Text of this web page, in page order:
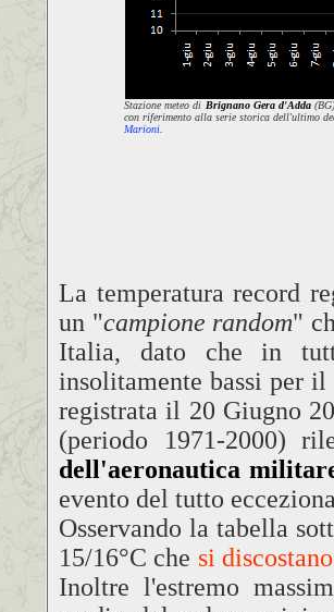
Stazione meteo di Brignano Gera d'Adda
con riferimento alla serie storica dell'ultimo
Marioni
La temperatura record
un "campione random"
Italia, dato che in
insolitamente bassi per
registrata il 20 Giugno
(periodo 1971-2000)
dell'aeronautica
evento del tutto
Osservando la tabella
15/16°C che si
Inoltre l'estremo